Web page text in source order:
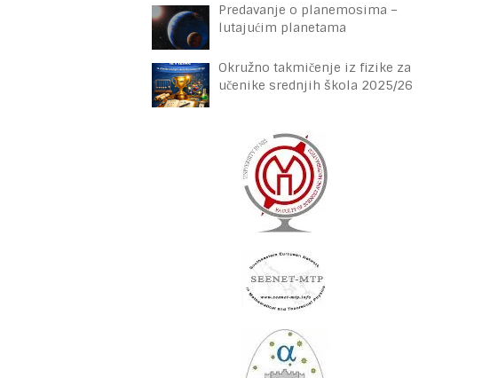
Predavanje o planemosima –
lutajućim planetama
Okružno takmičenje iz fizike za
učenike srednjih škola 2025/26